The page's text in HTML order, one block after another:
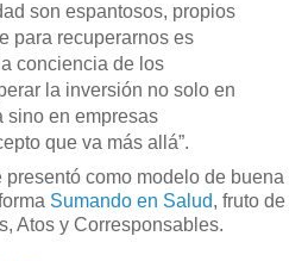
son espantosos, propios
para recuperarnos es
conciencia de los
la inversión no solo en
sino en empresas
que va más allá”.
como modelo de buena
Sumando en Salud, fruto de
Atos y Corresponsables.